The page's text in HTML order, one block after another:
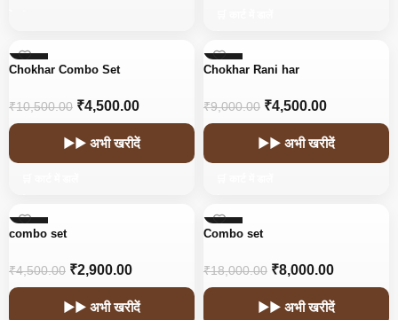
-57%
Chokhar Combo Set
₹10,500.00 ₹4,500.00
▶▶ अभी खरीदें
-50%
Chokhar Rani har
₹9,000.00 ₹4,500.00
▶▶ अभी खरीदें
-36%
combo set
₹4,500.00 ₹2,900.00
▶▶ अभी खरीदें
-56%
Combo set
₹18,000.00 ₹8,000.00
▶▶ अभी खरीदें